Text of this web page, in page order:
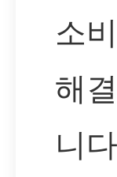
소
해
니